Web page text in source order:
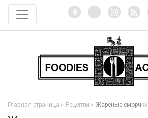
Главная страница Рецепты Жареные сморчки